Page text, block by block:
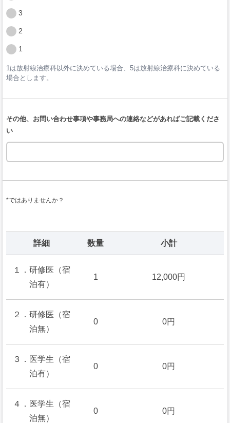
3
2
1
1は放射線治療科以外に決めている場合、5は放射線治療科に決めている
場合とします。
その他、お問い合わせ事項や事務局への連絡などがあればご記載くださ
い
*ではありませんか？
詳細 数量 小計
１．研修医（宿
泊有）
1 12,000円
２．研修医（宿
泊無）
0 0円
３．医学生（宿
泊有）
0 0円
４．医学生（宿
泊無）
0 0円